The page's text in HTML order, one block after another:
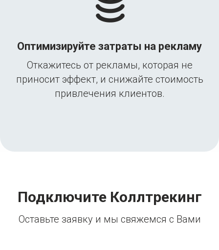
Оптимизируйте затраты на рекламу
Откажитесь от рекламы, которая не
приносит эффект, и снижайте стоимость
привлечения клиентов.
Подключите Коллтрекинг
Оставьте заявку и мы свяжемся с Вами